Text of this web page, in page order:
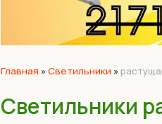
Главная » Светильники »
Светильники